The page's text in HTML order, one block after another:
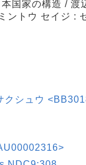
国家の構造 / 渡
ントウ セイジ :
クシュウ